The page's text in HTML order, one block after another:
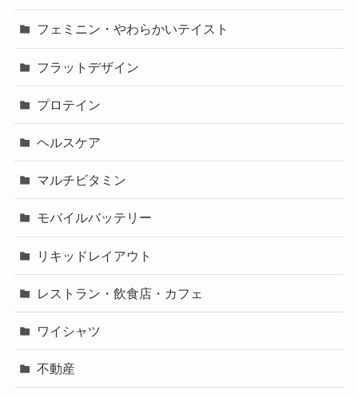
フェミニン・やわらかいテイスト
フラットデザイン
プロテイン
ヘルスケア
マルチビタミン
モバイルバッテリー
リキッドレイアウト
レストラン・飲食店・カフェ
ワイシャツ
不動産